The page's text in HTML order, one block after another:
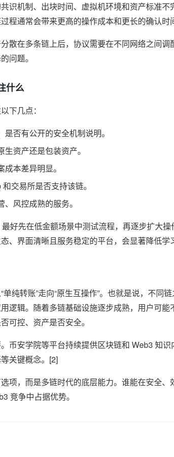
识机制、出块时间、虚拟机环境和资产标准
程通常会带来更高的操作成本和更长的确认时
散在多条链上后，协议需要在不同网络之间
问题。
什么
下几点：
是否有公开的安全机制说明。
资产还是包装资产。
成本差异明显。
交易所是否支持该链。
风控成熟的服务。
好先在低金额场景中测试流程，再逐步扩大
、界面清晰且服务稳定的平台，会显著降低学
纯转账”走向“原生互操作”。也就是说，不同
逻辑。随着多链基础设施逐步成熟，用户可
可控、资产是否安全。
币安学院等平台持续提供区块链和 Web3 知
关键概念。[2]
项，而是多链时代的底层能力。谁能在安全
竞争中占据优势。